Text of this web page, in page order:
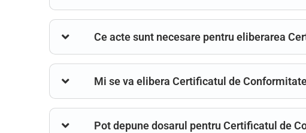
Ce acte sunt necesare pentru eliberarea
Mi se va elibera Certificatul de
Pot depune dosarul pentru Certificatul de